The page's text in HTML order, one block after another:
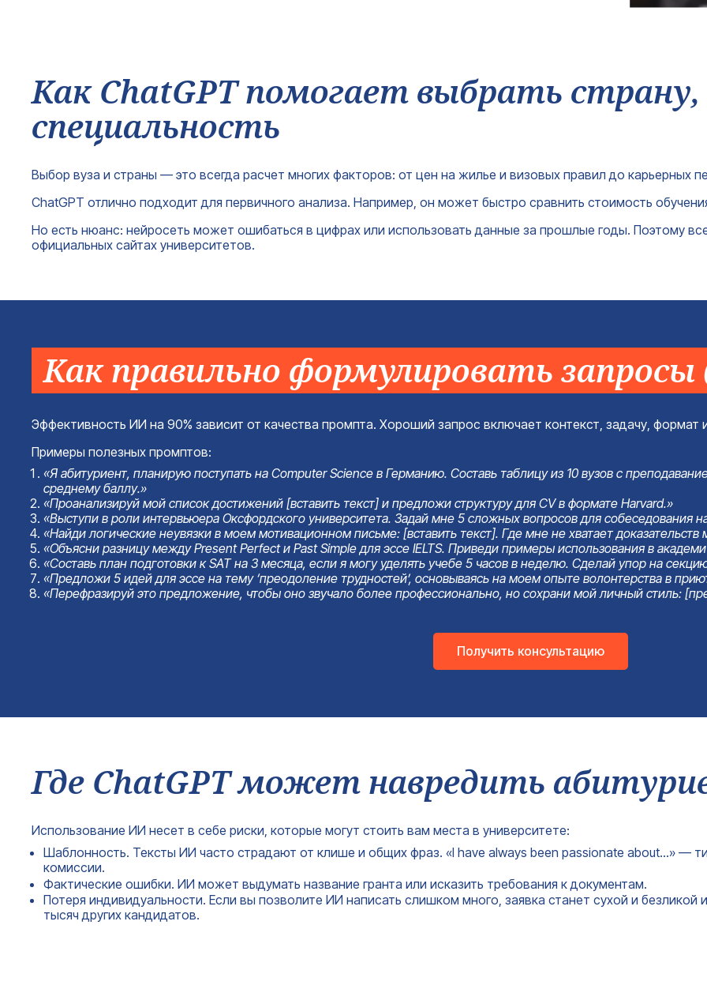
Как ChatGPT помогает выбрать страну,
специальность
Выбор вуза и страны — это всегда расчет многих факторов: от цен на жилье и визовых правил до карьерных
ChatGPT отлично подходит для первичного анализа. Например, он может быстро сравнить стоимость
Но есть нюанс: нейросеть может ошибаться в цифрах или использовать данные за прошлые годы. Поэтому
официальных сайтах университетов.
Как правильно формулировать
Эффективность ИИ на 90% зависит от качества промпта. Хороший запрос включает контекст, задачу, формат
Примеры полезных промптов:
«Я абитуриент, планирую поступать на Computer Science в Германию. Составь таблицу из 10 вузов с
среднему баллу.»
«Проанализируй мой список достижений [вставить текст] и предложи структуру для CV в формате Harvard.»
«Выступи в роли интервьюера Оксфордского университета. Задай мне 5 сложных вопросов для собеседования
«Найди логические неувязки в моем мотивационном письме: [вставить текст]. Где мне не хватает доказательств
«Объясни разницу между Present Perfect и Past Simple для эссе IELTS. Приведи примеры использования в
«Составь план подготовки к SAT на 3 месяца, если я могу уделять учебе 5 часов в неделю. Сделай упор на
«Предложи 5 идей для эссе на тему ‘преодоление трудностей’, основываясь на моем опыте волонтерства в
«Перефразируй это предложение, чтобы оно звучало более профессионально, но сохрани мой личный стиль:
Получить консультацию
Где ChatGPT может навредить
Использование ИИ несет в себе риски, которые могут стоить вам места в университете:
Шаблонность. Тексты ИИ часто страдают от клише и общих фраз. «I have always been passionate about…» —
комиссии.
Фактические ошибки. ИИ может выдумать название гранта или исказить требования к документам.
Потеря индивидуальности. Если вы позволите ИИ написать слишком много, заявка станет сухой и
тысяч других кандидатов.